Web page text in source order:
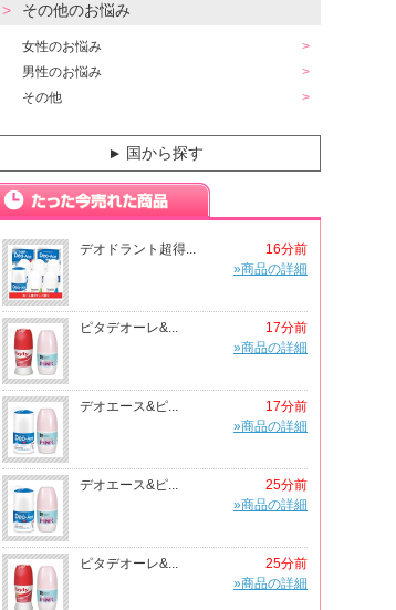
その他のお悩み
女性のお悩み
男性のお悩み
その他
▼ 国から探す
デオドラント超得...
16分前
»商品の詳細
ピタデオーレ&...
17分前
»商品の詳細
デオエース&ピ...
17分前
»商品の詳細
デオエース&ピ...
25分前
»商品の詳細
ピタデオーレ&...
25分前
»商品の詳細